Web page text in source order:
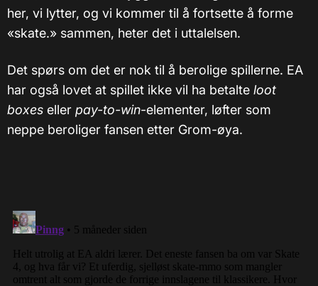
her, vi lytter, og vi kommer til å fortsette å forme
«skate.» sammen, heter det i uttalelsen.
Det spørs om det er nok til å berolige spillerne. EA
har også lovet at spillet ikke vil ha betalte loot
boxes eller pay-to-win-elementer, løfter som
neppe beroliger fansen etter Grom-øya.